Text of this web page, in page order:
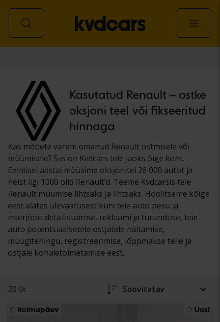
Kasutatud Renault – ostke
oksjoni teel või fikseeritud
hinnaga
Kas mõtlete varem omanud Renault ostmisele või
müümisele? Siis on Kvdcars teie jaoks õige koht.
Eelmisel aastal müüsime oksjonitel 26 000 autot ja
neist ligi 1000 olid Renault’d. Teeme Kvdcarsis teie
Renault müümise lihtsaks ja lihtsaks. Hoolitseme kõige
eest alates ülevaatusest kuni teie auto pesu ja
interjööri detailistamise, reklaami ja turunduse, teie
auto potentsiaalsetele ostjatele näitamise,
müügitehingu, registreerimise, lõppmakse teile ja
ostjale kohaletoimetamise eest.
20 tk Soovitatav
kolmapäev Uus!